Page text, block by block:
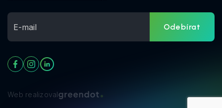
Odebírat
Web realizoval